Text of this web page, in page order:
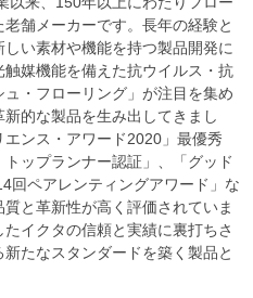
舗メーカーです。長年の経験と
い素材や機能を持つ製品開発に
媒機能を備えた抗ウイルス・抗
・フローリング」が注目を集め
的な製品を生み出してきまし
ンス・アワード2020」最優秀
ップランナー認証」、「グッド
回ペアレンティングアワード」な
と革新性が高く評価されていま
イクタの信頼と実績に裏打ちさ
たなスタンダードを築く製品と